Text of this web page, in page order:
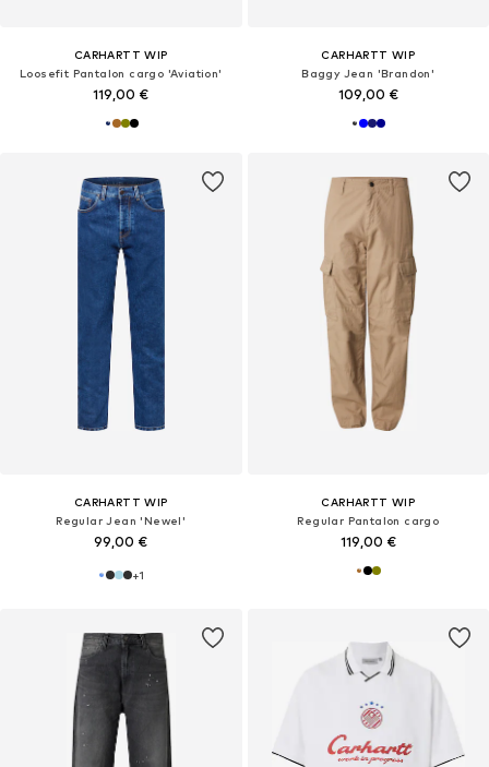
CARHARTT WIP
Loosefit Pantalon cargo 'Aviation'
119,00 €
CARHARTT WIP
Baggy Jean 'Brandon'
109,00 €
CARHARTT WIP
Regular Jean 'Newel'
99,00 €
+1
CARHARTT WIP
Regular Pantalon cargo
119,00 €